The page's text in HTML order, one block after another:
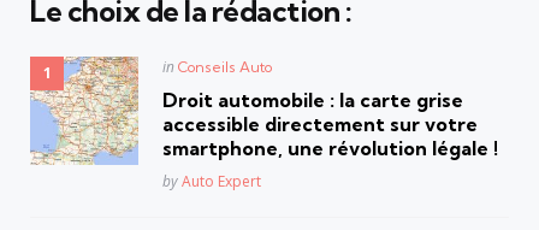
Le choix de la rédaction :
Posted
in Conseils Auto
Droit automobile : la carte grise
accessible directement sur votre
smartphone, une révolution légale !
Posted
byAuto Expert